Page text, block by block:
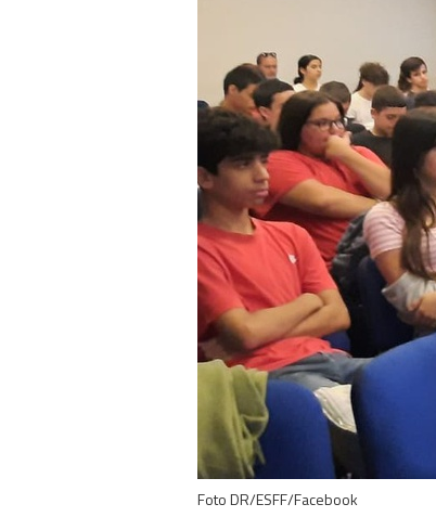
Foto DR/ESFF/Facebook